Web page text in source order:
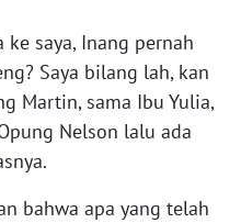
ke saya, Inang pernah
Saya bilang lah, kan
Martin, sama Ibu Yulia,
Nelson lalu ada
bahwa apa yang telah